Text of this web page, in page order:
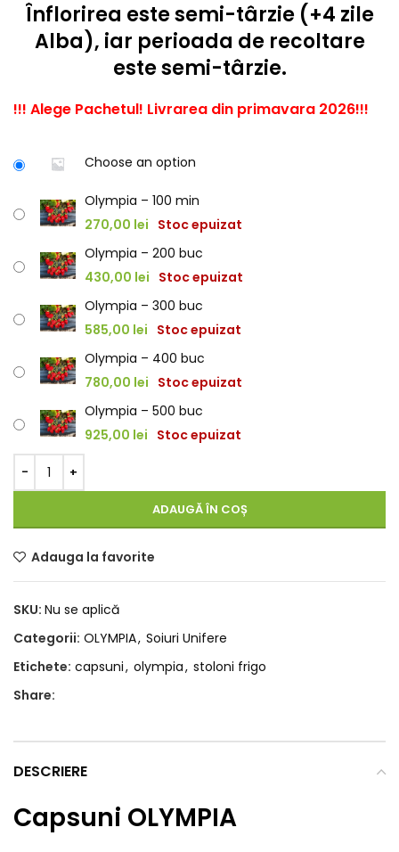
Înflorirea este semi-târzie (+4 zile
Alba), iar perioada de recoltare
este semi-târzie.
!!! Alege Pachetul! Livrarea din primavara 2026!!!
Choose an option
Olympia – 100 min
270,00 lei Stoc epuizat
Olympia – 200 buc
430,00 lei Stoc epuizat
Olympia – 300 buc
585,00 lei Stoc epuizat
Olympia – 400 buc
780,00 lei Stoc epuizat
Olympia – 500 buc
925,00 lei Stoc epuizat
ADAUGĂ ÎN COȘ
Adauga la favorite
SKU: Nu se aplică
Categorii: OLYMPIA, Soiuri Unifere
Etichete: capsuni, olympia, stoloni frigo
Share:
DESCRIERE
Capsuni OLYMPIA